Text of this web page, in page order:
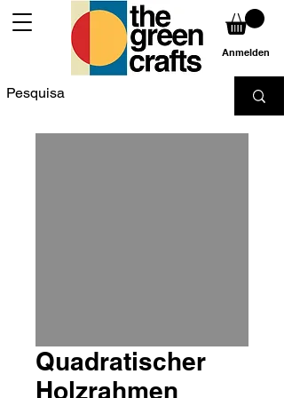
Anmelden
Quadratischer
Holzrahmen